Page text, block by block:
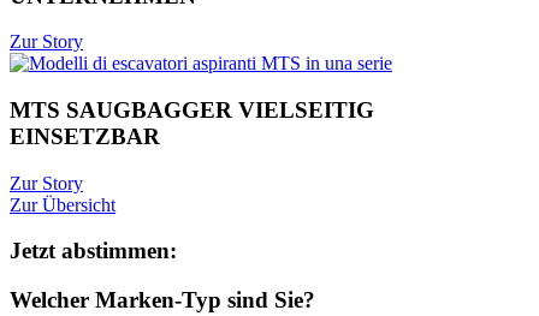
Zur Story
MTS SAUGBAGGER VIELSEITIG
EINSETZBAR
Zur Story
Zur Übersicht
Jetzt abstimmen:
Welcher Marken-Typ sind Sie?